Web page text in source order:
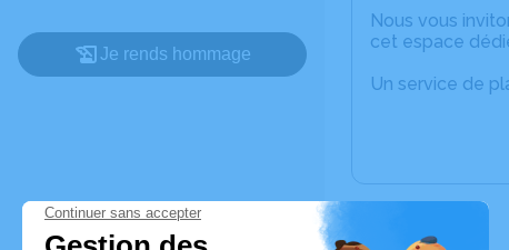
Je rends hommage
Nous vous
cet espace
Un service de